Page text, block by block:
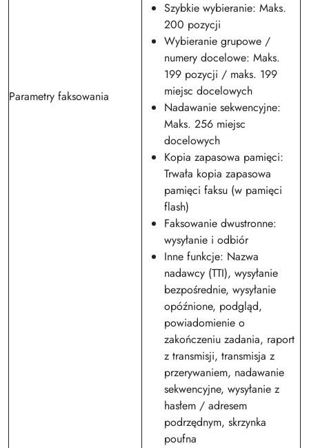
Parametry faksowania
Szybkie wybieranie: Maks.
200 pozycji
Wybieranie grupowe /
numery docelowe: Maks.
199 pozycji / maks. 199
miejsc docelowych
Nadawanie sekwencyjne:
Maks. 256 miejsc
docelowych
Kopia zapasowa pamięci:
Trwała kopia zapasowa
pamięci faksu (w pamięci
flash)
Faksowanie dwustronne:
wysyłanie i odbiór
Inne funkcje: Nazwa
nadawcy (TTI), wysyłanie
bezpośrednie, wysyłanie
opóźnione, podgląd,
powiadomienie o
zakończeniu zadania, raport
z transmisji, transmisja z
przerywaniem, nadawanie
sekwencyjne, wysyłanie z
hasłem / adresem
podrzędnym, skrzynka
poufna